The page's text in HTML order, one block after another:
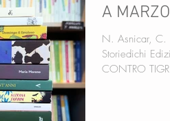
A
N. Asnicar, C.
Storiedichi
CONTRO